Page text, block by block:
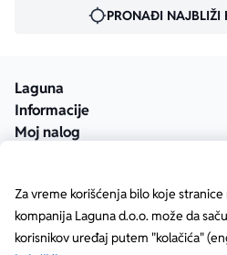
Za vreme korišćenja bilo koje
kompanija Laguna d.o.o. može da
korisnikov uređaj putem "kolačića"
PRONAĐI NAJBLIŽI
Laguna
Informacije
Moj nalog